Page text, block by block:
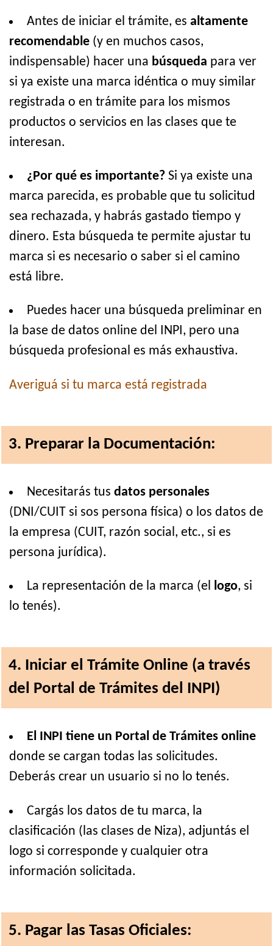
Antes de iniciar el trámite, esaltamente
recomendable (y en muchos casos,
indispensable) hacer una búsqueda para ver
si ya existe una marca idéntica o muy similar
registrada o en trámite para los mismos
productos o servicios en las clases que te
interesan.
¿Por qué es importante? Si ya existe una
marca parecida, es probable que tu solicitud
sea rechazada, y habrás gastado tiempo y
dinero. Esta búsqueda te permite ajustar tu
marca si es necesario o saber si el camino
está libre.
Puedes hacer una búsqueda preliminar en
la base de datos online del INPI, pero una
búsqueda profesional es más exhaustiva.
Averiguá si tu marca está registrada
3. Preparar la Documentación:
Necesitarás tusdatos personales
(DNI/CUIT si sos persona física) o los datos de
la empresa (CUIT, razón social, etc., si es
persona jurídica).
La representación de la marca (el logo, si
lo tenés).
4. Iniciar el Trámite Online (a través
del Portal de Trámites del INPI)
El INPI tiene un Portal de Trámites online
donde se cargan todas las solicitudes.
Deberás crear un usuario si no lo tenés.
Cargás los datos de tu marca, la
clasificación (las clases de Niza), adjuntás el
logo si corresponde y cualquier otra
información solicitada.
5. Pagar las Tasas Oficiales: